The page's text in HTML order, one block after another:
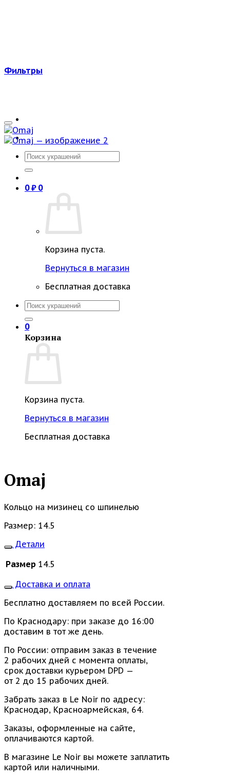
Искать:
0₽ 0
Корзина пуста.
Вернуться в магазин
Бесплатная доставка
Искать:
0
Корзина
Корзина пуста.
Вернуться в магазин
Бесплатная доставка
Фильтры
Omaj
Кольцо на мизинец со шпинелью
Размер: 14.5
Детали
Размер 14.5
Доставка и оплата
Бесплатно доставляем по всей России.
По Краснодару: при заказе до 16:00
доставим в тот же день.
По России: отправим заказ в течение
2 рабочих дней с момента оплаты,
срок доставки курьером DPD —
от 2 до 15 рабочих дней.
Забрать заказ в Le Noir по адресу:
Краснодар, Красноармейская, 64.
Заказы, оформленные на сайте,
оплачиваются картой.
В магазине Le Noir вы можете заплатить
картой или наличными.